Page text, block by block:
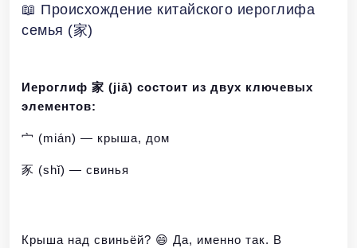
📖 Происхождение китайского иероглифа
семья (家)
Иероглиф 家 (jiā) состоит из двух ключевых
элементов:
宀 (mián) — крыша, дом
豕 (shǐ) — свинья
Крыша над свиньёй? 😄 Да, именно так. В